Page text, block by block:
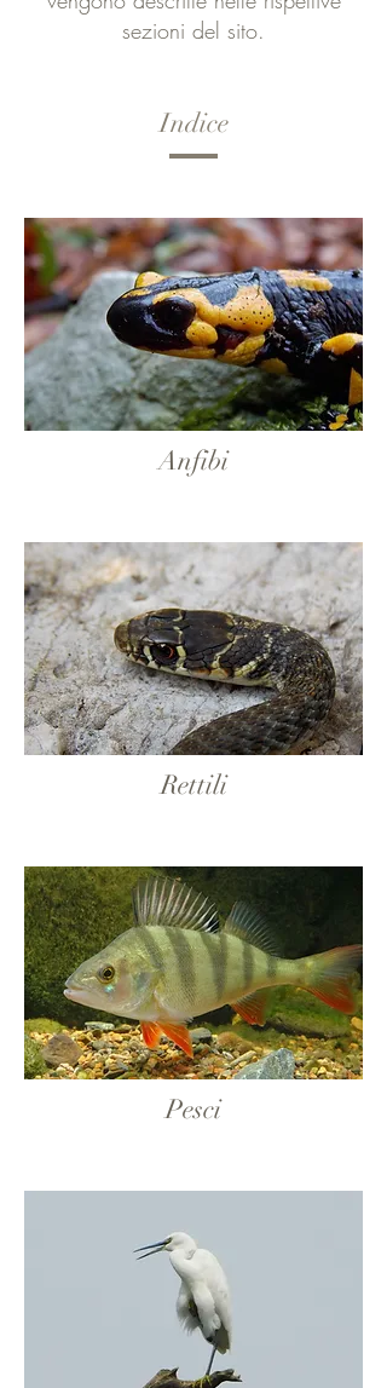
sezioni del sito.
Indice
Anfibi
Rettili
Pesci